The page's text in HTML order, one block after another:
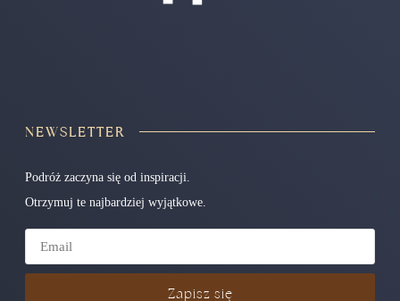
NEWSLETTER
Podróż zaczyna się od inspiracji.
Otrzymuj te najbardziej wyjątkowe.
Zapisz się